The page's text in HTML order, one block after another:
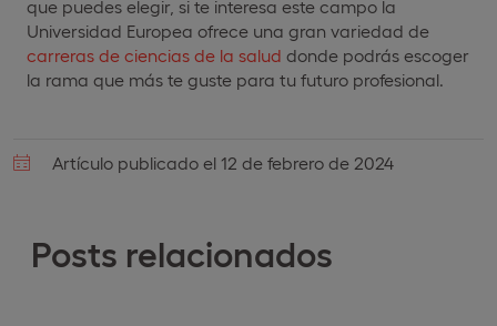
Posts relacionados
que puedes elegir, si te interesa este campo la
Universidad Europea ofrece una gran variedad de
carreras de ciencias de la salud donde podrás escoger
la rama que más te guste para tu futuro profesional.
Artículo publicado el 12 de febrero de 2024